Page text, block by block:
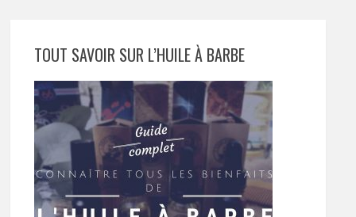
TOUT SAVOIR SUR L’HUILE À BARBE